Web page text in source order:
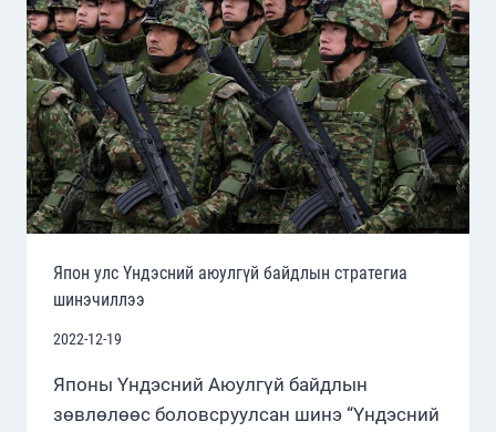
БАТЛАН
ХАМГААЛАХ
ХҮЧИН
ЧАДЛАА
ЭРЧИМТЭЙ
БЭХЖҮҮЛЖ
БАЙНА
Япон улс Үндэсний аюулгүй байдлын стратегиа
шинэчиллээ
2022-12-19
Японы Үндэсний Аюулгүй байдлын
зөвлөлөөс боловсруулсан шинэ “Үндэсний